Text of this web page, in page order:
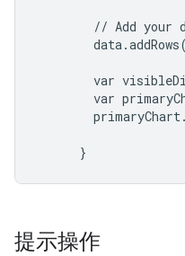
// Add your
var
var
提示操作